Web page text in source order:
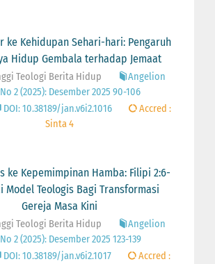
ke Kehidupan Sehari-hari: Pengaruh
Hidup Gembala terhadap Jemaat
Teologi Berita Hidup
Angelion
2 (2025): Desember 2025 90-106
DOI: 10.38189/jan.v6i2.1016
Accred :
Sinta 4
ke Kepemimpinan Hamba: Filipi 2:6-
Model Teologis Bagi Transformasi
Gereja Masa Kini
Teologi Berita Hidup
Angelion
2 (2025): Desember 2025 123-139
DOI: 10.38189/jan.v6i2.1017
Accred :